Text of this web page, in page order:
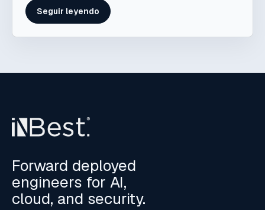
Seguir leyendo
Forward deployed
engineers for AI,
cloud, and security.